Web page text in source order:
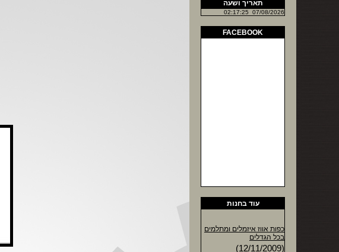
תאריך ושעה
07/08/2026
02:17:25
FACEBOOK
עוד בחנות
כפות אווז איזמלים ומתלמים
בכל הגדלים
(12/11/2009)